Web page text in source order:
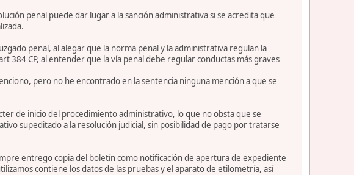
penal puede dar lugar a la sanción administrativa si se acredita que
penal, al alegar que la norma penal y la administrativa regulan la
384 CP, al entender que la vía penal debe regular conductas más graves
pero no he encontrado en la sentencia ninguna mención a que se
de inicio del procedimiento administrativo, lo que no obsta que se
supeditado a la resolución judicial, sin posibilidad de pago por tratarse
entrego copia del boletín como notificación de apertura de expediente
contiene los datos de las pruebas y el aparato de etilometría, así